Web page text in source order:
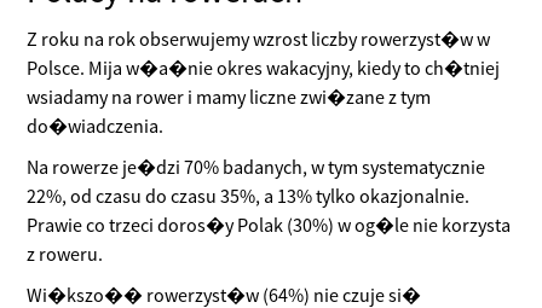
Z roku na rok obserwujemy wzrost liczby rowerzyst�w w
Polsce. Mija w�a�nie okres wakacyjny, kiedy to ch�tniej
wsiadamy na rower i mamy liczne zwi�zane z tym
do�wiadczenia.
Na rowerze je�dzi 70% badanych, w tym systematycznie
22%, od czasu do czasu 35%, a 13% tylko okazjonalnie.
Prawie co trzeci doros�y Polak (30%) w og�le nie korzysta
z roweru.
Wi�kszo�� rowerzyst�w (64%) nie czuje si�